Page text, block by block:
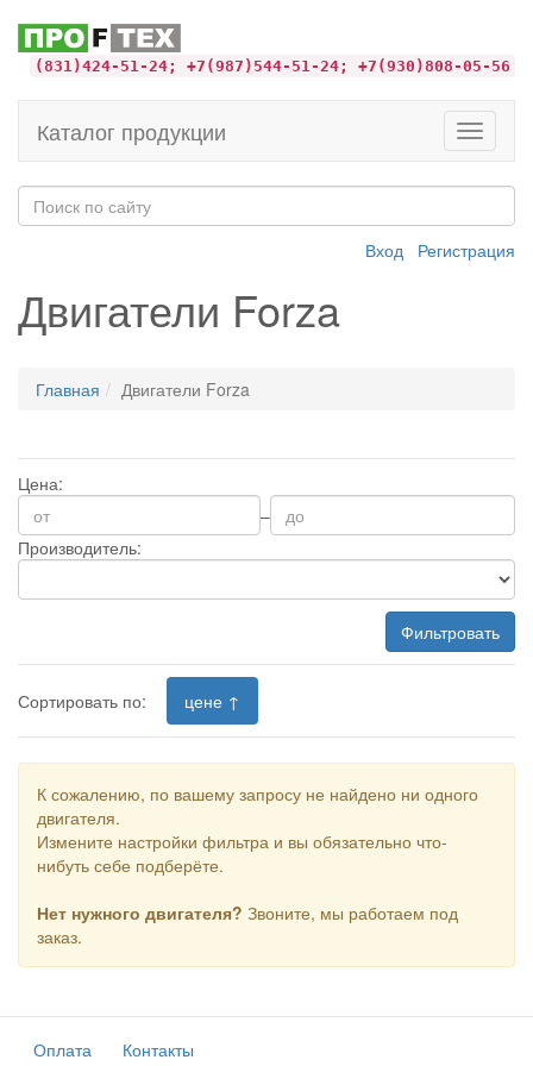
(831)424-51-24; +7(987)544-51-24; +7(930)808-05-56
Toggle
Каталог продукции
Вход Регистрация
Двигатели Forza
Главная Двигатели Forza
Цена:
–
Производитель:
Фильтровать
Сортировать по: цене ↑
К сожалению, по вашему запросу не найдено ни одного
двигателя.
Измените настройки фильтра и вы обязательно что-
нибуть себе подберёте.
Нет нужного двигателя? Звоните, мы работаем под
заказ.
Оплата Контакты